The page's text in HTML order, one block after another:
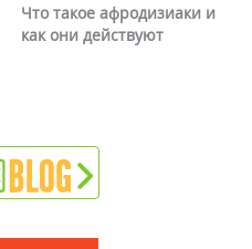
Что такое афродизиаки и
как они действуют